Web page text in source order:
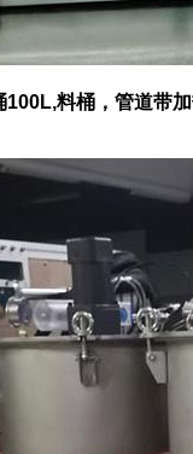
100L,料桶，管道带加